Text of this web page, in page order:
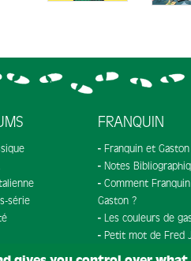
série
FRANQUIN
Franquin et Gaston
Notes
Comment
Gaston ?
Les couleurs de
Petit mot de Fred